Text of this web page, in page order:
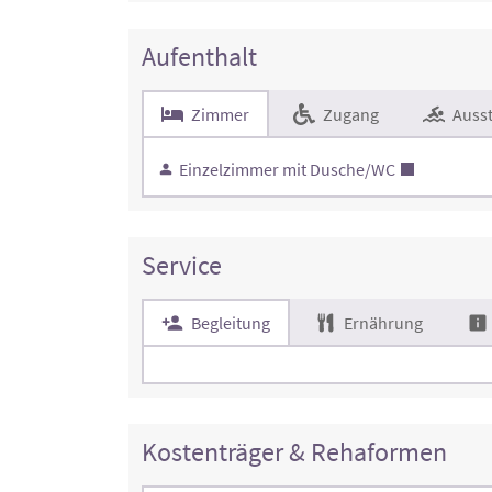
Aufenthalt
Zimmer Zugang
Einzelzimmer mit Dusche/WC
Service
Begleitung Ernährung
Kostenträger & Rehaformen